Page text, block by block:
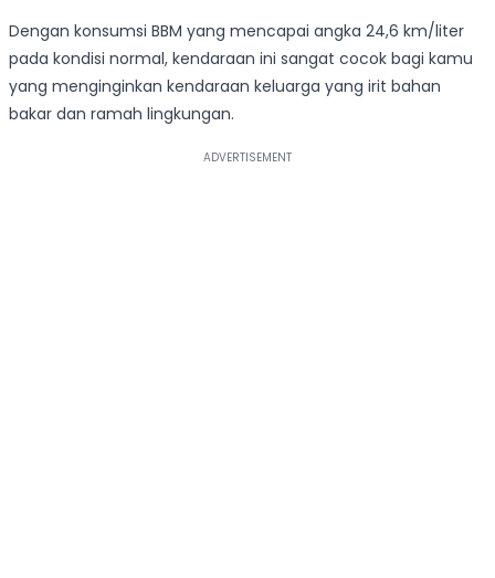
Dengan konsumsi BBM yang mencapai angka 24,6 km/liter
pada kondisi normal, kendaraan ini sangat cocok bagi kamu
yang menginginkan kendaraan keluarga yang irit bahan
bakar dan ramah lingkungan.